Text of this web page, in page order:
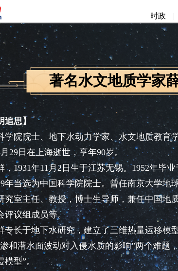
时政 |
著名水文地质学家
思】
院士、地下水动力学家、水文地质教育学
29日在上海逝世，享年90岁。
年11月2日生于江苏无锡。1952年毕业
年当选为中国科学院院士。曾任南京大学地
究室主任、教授，博士生导师，兼任中国地
评议组成员等。
于地下水研究，建立了三维热量运移模型
和潜水面波动对入侵水质的影响”两个难题
模型”。